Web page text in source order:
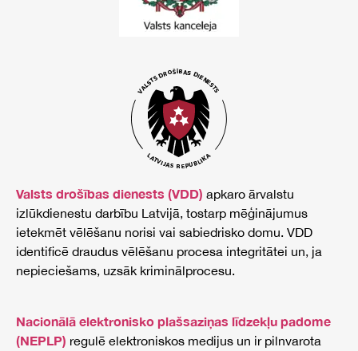
Valsts drošības dienests (VDD) apkaro ārvalstu
izlūkdienestu darbību Latvijā, tostarp mēģinājumus
ietekmēt vēlēšanu norisi vai sabiedrisko domu. VDD
identificē draudus vēlēšanu procesa integritātei un, ja
nepieciešams, uzsāk kriminālprocesu.
Nacionālā elektronisko plašsaziņas līdzekļu padome
(NEPLP) regulē elektroniskos medijus un ir pilnvarota